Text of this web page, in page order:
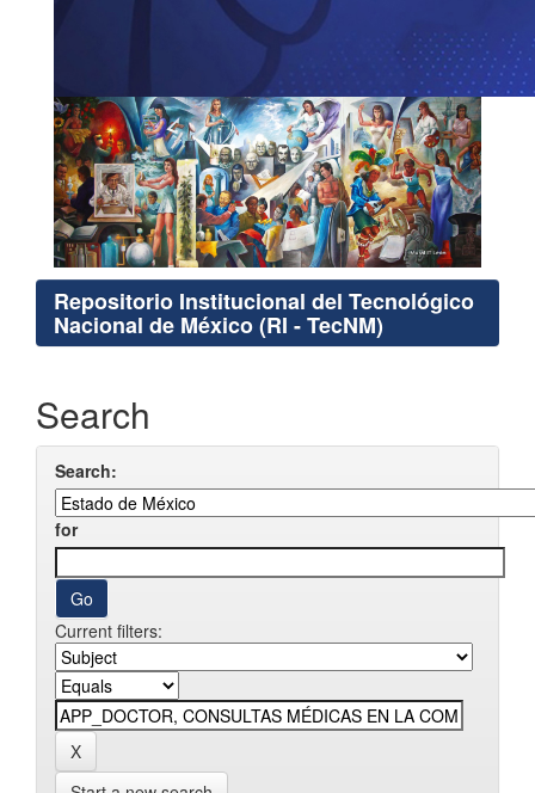
Repositorio Institucional del Tecnológico
Nacional de México (RI - TecNM)
Search
Search:
for
Current filters: